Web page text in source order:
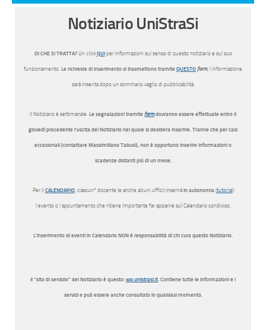
Notiziario UniStraSi
Di CHE SI TRATTA? Un clickQUI per informazioni sul senso di questo notiziario e sul suo
funzionamento. Le richieste di inserimento si trasmettono tramite QUESTO form; l’informazione
sarà inserita dopo un sommario vaglio di pubblicabilità.
Il Notiziario è settimanale. Le segnalazioni tramite form dovranno essere effettuate entro il
giovedì precedente l’uscita del Notiziario nel quale si desidera inserirle. Tranne che per casi
eccezionali (contattare Massimiliano Tabusi), non è opportuno inserire informazioni o
scadenze distanti più di un mese.
Per il CALENDARIO, ciascun* docente (e anche alcuni uffici) inseriràin autonomia(tutorial)
l’evento o l’appuntamento che ritiene importante far apparire sul Calendario condiviso.
L’inserimento di eventi in Calendario NON è responsabilità di chi cura questo Notiziario.
Il “sito di servizio” del Notiziario è questo: wp.unistrasi.it . Contiene tutte le informazioni e i
servizi e può essere anche consultato in qualsiasi momento.